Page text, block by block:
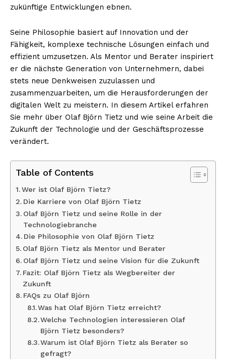
zukünftige Entwicklungen ebnen.
Seine Philosophie basiert auf Innovation und der
Fähigkeit, komplexe technische Lösungen einfach und
effizient umzusetzen. Als Mentor und Berater inspiriert
er die nächste Generation von Unternehmern, dabei
stets neue Denkweisen zuzulassen und
zusammenzuarbeiten, um die Herausforderungen der
digitalen Welt zu meistern. In diesem Artikel erfahren
Sie mehr über Olaf Björn Tietz und wie seine Arbeit die
Zukunft der Technologie und der Geschäftsprozesse
verändert.
Table of Contents
Wer ist Olaf Björn Tietz?
Die Karriere von Olaf Björn Tietz
Olaf Björn Tietz und seine Rolle in der
Technologiebranche
Die Philosophie von Olaf Björn Tietz
Olaf Björn Tietz als Mentor und Berater
Olaf Björn Tietz und seine Vision für die Zukunft
Fazit: Olaf Björn Tietz als Wegbereiter der
Zukunft
FAQs zu Olaf Björn
Was hat Olaf Björn Tietz erreicht?
Welche Technologien interessieren Olaf
Björn Tietz besonders?
Warum ist Olaf Björn Tietz als Berater so
gefragt?